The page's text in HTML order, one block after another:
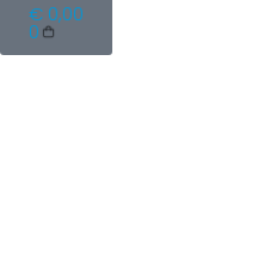
€ 0,00
0